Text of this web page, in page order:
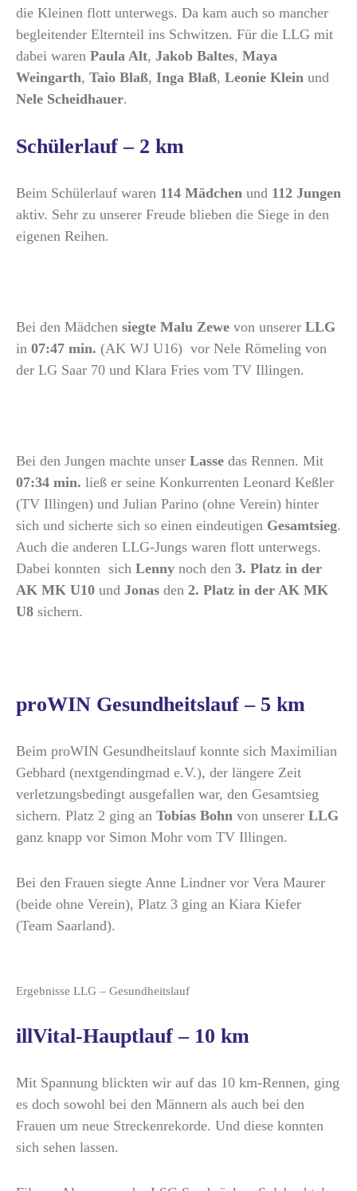
die Kleinen flott unterwegs. Da kam auch so mancher
begleitender Elternteil ins Schwitzen. Für die LLG mit
dabei waren Paula Alt, Jakob Baltes, Maya
Weingarth, Taio Blaß, Inga Blaß, Leonie Klein und
Nele Scheidhauer.
Schülerlauf – 2 km
Beim Schülerlauf waren 114 Mädchen und 112 Jungen
aktiv. Sehr zu unserer Freude blieben die Siege in den
eigenen Reihen.
Bei den Mädchen siegte Malu Zewe von unserer LLG
in 07:47 min. (AK WJ U16) vor Nele Römeling von
der LG Saar 70 und Klara Fries vom TV Illingen.
Bei den Jungen machte unser Lasse das Rennen. Mit
07:34 min. ließ er seine Konkurrenten Leonard Keßler
(TV Illingen) und Julian Parino (ohne Verein) hinter
sich und sicherte sich so einen eindeutigen Gesamtsieg.
Auch die anderen LLG-Jungs waren flott unterwegs.
Dabei konnten sich Lenny noch den 3. Platz in der
AK MK U10 und Jonas den 2. Platz in der AK MK
U8 sichern.
proWIN Gesundheitslauf – 5 km
Beim proWIN Gesundheitslauf konnte sich Maximilian
Gebhard (nextgendingmad e.V.), der längere Zeit
verletzungsbedingt ausgefallen war, den Gesamtsieg
sichern. Platz 2 ging an Tobias Bohn von unserer LLG
ganz knapp vor Simon Mohr vom TV Illingen.
Bei den Frauen siegte Anne Lindner vor Vera Maurer
(beide ohne Verein), Platz 3 ging an Kiara Kiefer
(Team Saarland).
Ergebnisse LLG – Gesundheitslauf
illVital-Hauptlauf – 10 km
Mit Spannung blickten wir auf das 10 km-Rennen, ging
es doch sowohl bei den Männern als auch bei den
Frauen um neue Streckenrekorde. Und diese konnten
sich sehen lassen.